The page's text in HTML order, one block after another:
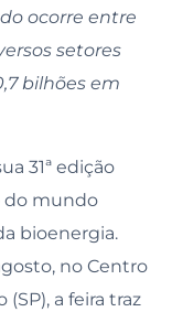
ocorre entre
setores
bilhões em
31ª edição
do mundo
bioenergia.
no Centro
a feira traz